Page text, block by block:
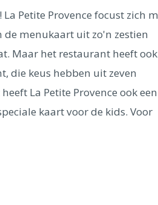
Wenen Budapest
Petite Provence focust zich
de menukaart uit zo'n zestien
Maar het restaurant heeft
die keus hebben uit zeven
La Petite Provence ook een
kaart voor de kids. Voor